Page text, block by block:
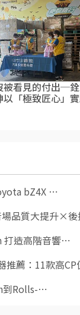
被看見的付出─
「極致匠心」實
bZ4X ⋯
場品質大提升×
打造高階音響⋯
推薦：11款高
到Rolls-⋯